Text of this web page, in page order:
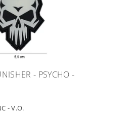
- PSYCHO -
- V.O.